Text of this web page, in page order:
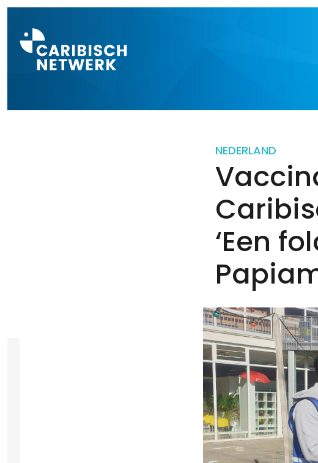
NEDERLAND
‘Een